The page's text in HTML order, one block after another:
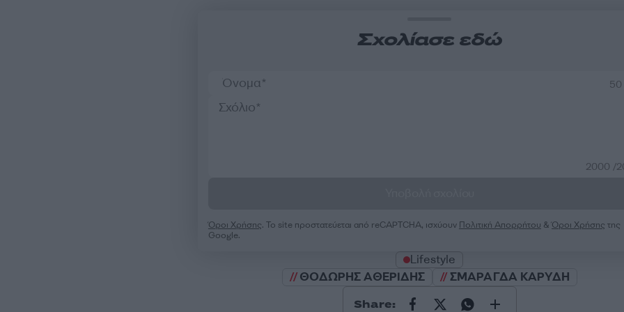
Σχολίασε εδώ
2000 /
Όροι Χρήσης. Το site προστατεύεται από reCAPTCHA, ισχύουν Πολιτική Απορρήτου &Όροι Χρήσης της
Google.
Lifestyle
ΘΟΔΩΡΗΣ ΑΘΕΡΙΔΗΣ
ΣΜΑΡΑΓΔΑ ΚΑΡΥΔΗ
Share: